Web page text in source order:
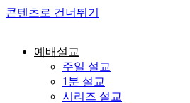
콘텐츠로 건너뛰기
예배설교
주일 설교
1분 설교
시리즈 설교